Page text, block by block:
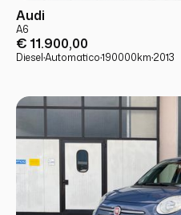
USATO
Audi
A6
€ 11.900,00
Diesel·Automatico·190000km·2013